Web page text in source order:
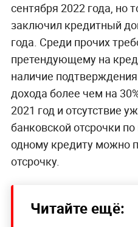
сентября 2022 года, но
заключил кредитный
года. Среди прочих
претендующему на
наличие
дохода более чем на
2021 год и отсутствие
банковской отсрочки
одному кредиту можно
отсрочку.
Читайте ещё: